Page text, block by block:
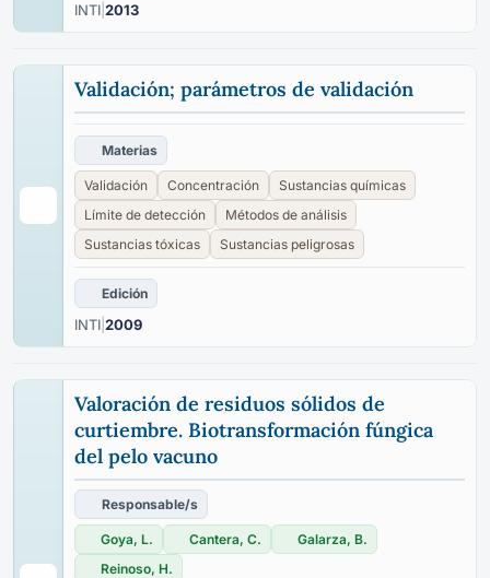
INTI 2013
Validación; parámetros de validación
Materias
Validación Concentración
Sustancias químicas
Límite de detección
Métodos de análisis
Sustancias tóxicas
Sustancias peligrosas
Edición
INTI 2009
Valoración de residuos sólidos de
curtiembre. Biotransformación fúngica
del pelo vacuno
Responsable/s
Goya, L. Cantera, C.
Galarza, B.
Reinoso, H.